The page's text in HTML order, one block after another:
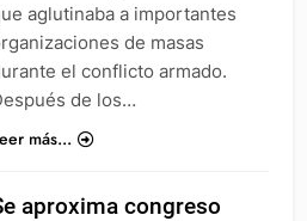
aglutinaba a importantes
de masas
el conflicto armado.
de los…
más...
aproxima congreso